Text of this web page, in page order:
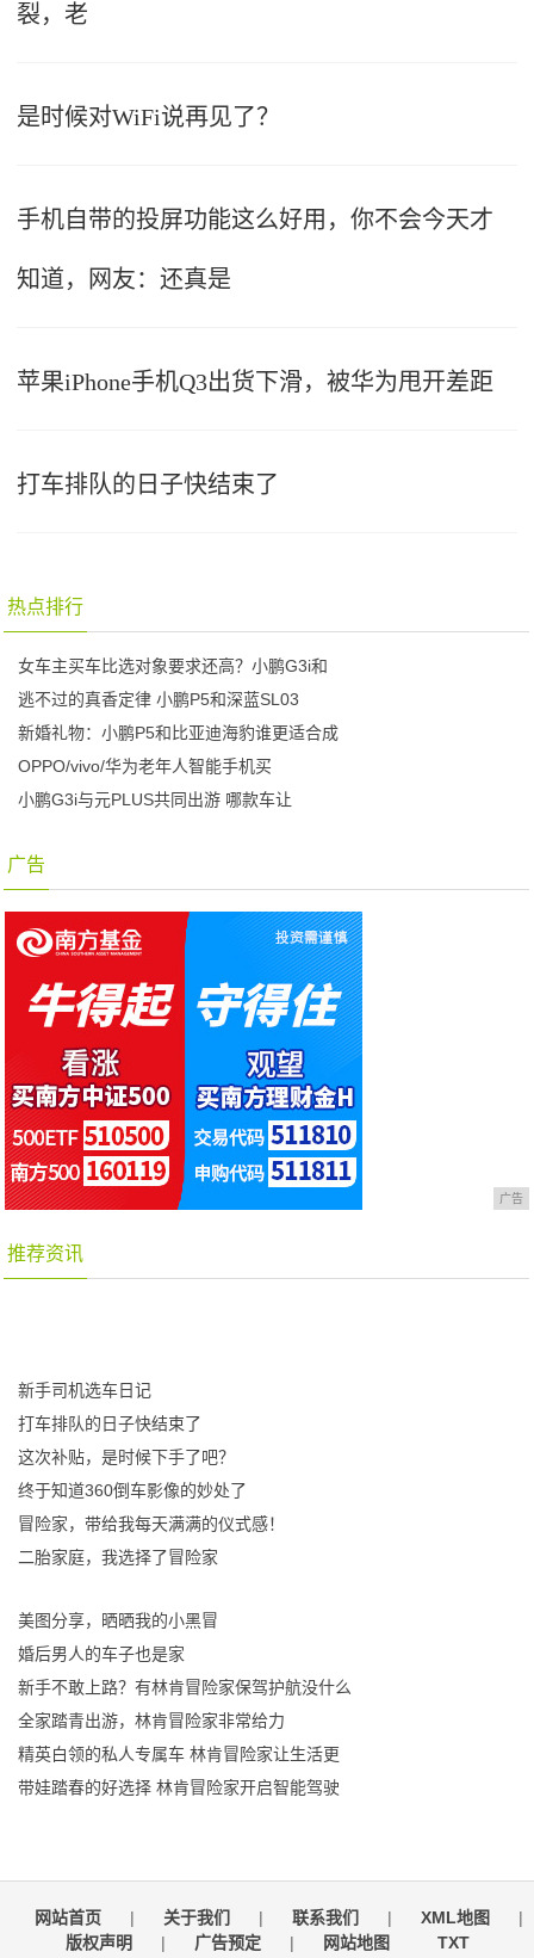
裂，老
是时候对WiFi说再见了？
手机自带的投屏功能这么好用，你不会今天才
知道，网友：还真是
苹果iPhone手机Q3出货下滑，被华为甩开差距
打车排队的日子快结束了
热点排行
女车主买车比选对象要求还高？小鹏G3i和
逃不过的真香定律 小鹏P5和深蓝SL03
新婚礼物：小鹏P5和比亚迪海豹谁更适合成
OPPO/vivo/华为老年人智能手机买
小鹏G3i与元PLUS共同出游 哪款车让
广告
广告
推荐资讯
新手司机选车日记
打车排队的日子快结束了
这次补贴，是时候下手了吧？
终于知道360倒车影像的妙处了
冒险家，带给我每天满满的仪式感！
二胎家庭，我选择了冒险家
美图分享，晒晒我的小黑冒
婚后男人的车子也是家
新手不敢上路？有林肯冒险家保驾护航没什么
全家踏青出游，林肯冒险家非常给力
精英白领的私人专属车 林肯冒险家让生活更
带娃踏春的好选择 林肯冒险家开启智能驾驶
网站首页 | 关于我们 | 联系我们 | XML地图
|
版权声明
| 广告预定 | 网站地图 TXT